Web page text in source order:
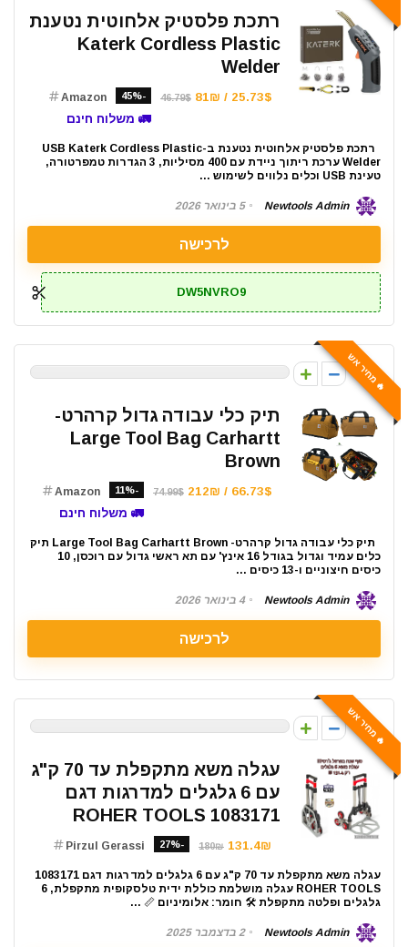
רתכת פלסטיק אלחוטית נטענת
Katerk Cordless Plastic
Welder
25.73$ / 81₪
46.79$
-45%
Amazon
🚛 משלוח חינם
רתכת פלסטיק אלחוטית נטענת ב-USB Katerk Cordless Plastic
Welder ערכת ריתוך ניידת עם 400 מסיליות, 3 הגדרות טמפרטורה,
טעינת USB וכלים נלווים לשימוש ...
Newtools Admin 5 בינואר 2026
לרכישה
DW5NVRO9
🔥 מחיר אש
0
תיק כלי עבודה גדול קרהרט-
Large Tool Bag Carhartt
Brown
66.73$ / 212₪
74.99$
-11%
Amazon
🚛 משלוח חינם
תיק כלי עבודה גדול קרהרט- Large Tool Bag Carhartt Brown תיק
כלים עמיד וגדול בגודל 16 אינץ' עם תא ראשי גדול עם רוכסן, 10
כיסים חיצוניים ו-13 כיסים ...
Newtools Admin 4 בינואר 2026
לרכישה
🔥 מחיר אש
0
עגלה משא מתקפלת עד 70 ק"ג
עם 6 גלגלים למדרגות דגם
1083171 ROHER TOOLS
131.4₪
180₪
-27%
Pirzul Gerassi
עגלה משא מתקפלת עד 70 ק"ג עם 6 גלגלים למדרגות דגם 1083171
ROHER TOOLS עגלה מושלמת כוללת ידית טלסקופית מתקפלת, 6
גלגלים ופלטה מתקפלת 🛠 חומר: אלומיניום 📏 ...
Newtools Admin 2 בדצמבר 2025